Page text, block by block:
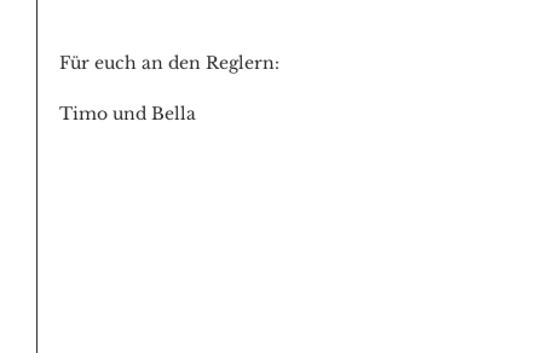
Für euch an den Reglern:
Timo und Bella